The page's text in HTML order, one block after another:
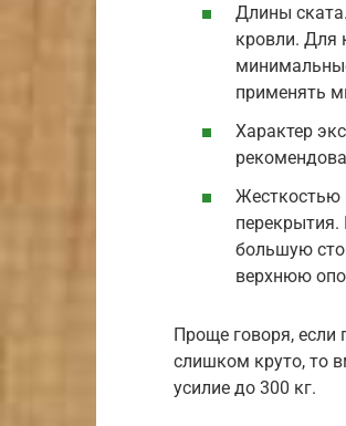
Длины
кровли. Для
применять
Характер
Жесткостью
перекрытия.
большую
верхнюю
Проще говоря, если
слишком круто, то
усилие до 300 кг.